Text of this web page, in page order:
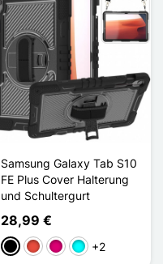
Samsung Galaxy Tab S10
FE Plus Cover Halterung
und Schultergurt
28,99 €
Schwarz
Rot Magenta
Cyan+2